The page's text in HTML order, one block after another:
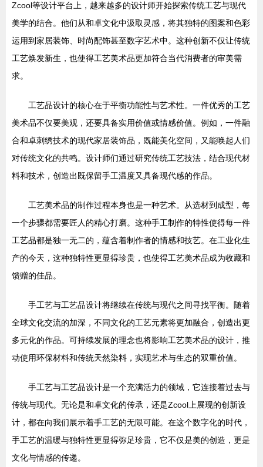
Zcool等设计平台上，越来越多的设计师开始探索传统工艺与现代
美学的结合。他们从和卓文化中汲取灵感，将其独特的图案和色彩
运用到家居装饰、时尚配饰甚至数字艺术中。这种创新不仅让传统
工艺焕发新生，也使得工艺美术品更加符合当代消费者的审美需
求。
工艺品设计的核心在于平衡功能性与艺术性。一件优秀的工艺
美术品不仅要美观，还要具备实用价值或情感价值。例如，一件融
合和卓刺绣技术的现代家居装饰品，既能美化空间，又能唤起人们
对传统文化的共鸣。设计师们通过研究传统工艺技法，结合现代材
料和技术，创造出既保留手工温度又具备现代感的作品。
工艺美术品的制作过程本身也是一种艺术。从选材到成型，每
一个步骤都需要匠人的精心打磨。这种手工制作的特性使得每一件
工艺品都是独一无二的，蕴含着制作者的情感和技艺。在工业化生
产的今天，这种独特性更显得珍贵，也使得工艺美术品成为收藏和
馈赠的佳品。
手工艺与工艺品设计将继续在传统与现代之间寻找平衡。随着
全球文化交流的加深，不同文化的工艺元素将更加融合，创造出更
多元化的作品。可持续发展的理念也将影响工艺美术品的设计，推
动使用环保材料和传统天然染料，实现艺术与生态的双重价值。
手工艺与工艺品设计是一个充满活力的领域，它连接着过去与
传统与现代。无论是和卓文化的传承，还是Zcool上展现的创新设
计，都在向我们展示着手工艺的无限可能。在这个数字化的时代，
手工艺的温暖与独特性更显得弥足珍贵，它不仅是美的创造，更是
文化与情感的传递。